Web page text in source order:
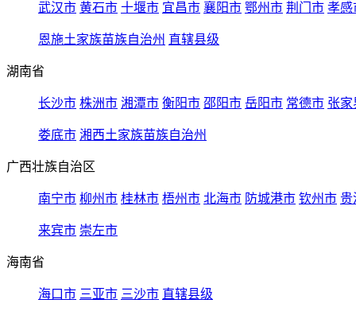
武汉市 黄石市 十堰市 宜昌市 襄阳市 鄂州市 荆门市 孝感
恩施土家族苗族自治州 直辖县级
湖南省
长沙市 株洲市 湘潭市 衡阳市 邵阳市 岳阳市 常德市 张家
娄底市 湘西土家族苗族自治州
广西壮族自治区
南宁市 柳州市 桂林市 梧州市 北海市 防城港市 钦州市 贵
来宾市 崇左市
海南省
海口市 三亚市 三沙市 直辖县级